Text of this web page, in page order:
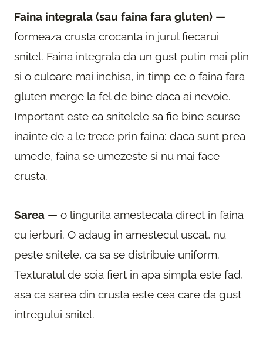
Faina integrala (sau faina fara gluten) —
formeaza crusta crocanta in jurul fiecarui
snitel. Faina integrala da un gust putin mai plin
si o culoare mai inchisa, in timp ce o faina fara
gluten merge la fel de bine daca ai nevoie.
Important este ca snitelele sa fie bine scurse
inainte de a le trece prin faina: daca sunt prea
umede, faina se umezeste si nu mai face
crusta.
Sarea — o lingurita amestecata direct in faina
cu ierburi. O adaug in amestecul uscat, nu
peste snitele, ca sa se distribuie uniform.
Texturatul de soia fiert in apa simpla este fad,
asa ca sarea din crusta este cea care da gust
intregului snitel.